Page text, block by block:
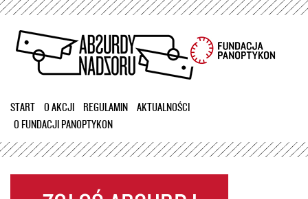
Przejdź
treści
START O AKCJI REGULAMIN
AKTUALNOŚCI
O FUNDACJI PANOPTYKON